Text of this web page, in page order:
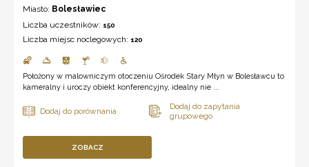
Miasto: Bolesławiec
Liczba uczestników: 150
Liczba miejsc noclegowych: 120
Położony w malowniczym otoczeniu Ośrodek Stary Młyn w Bolesławcu to
kameralny i uroczy obiekt konferencyjny, idealny nie ...
ZOBACZ